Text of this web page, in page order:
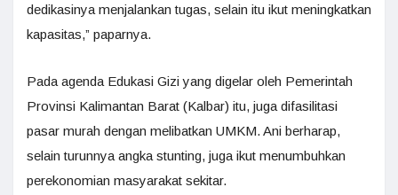
dedikasinya menjalankan tugas, selain itu ikut meningkatkan
kapasitas,” paparnya.
Pada agenda Edukasi Gizi yang digelar oleh Pemerintah
Provinsi Kalimantan Barat (Kalbar) itu, juga difasilitasi
pasar murah dengan melibatkan UMKM. Ani berharap,
selain turunnya angka stunting, juga ikut menumbuhkan
perekonomian masyarakat sekitar.